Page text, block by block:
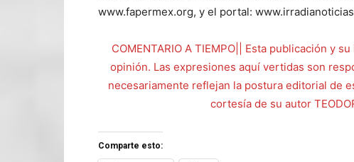
www.fapermex.org, y el portal:
COMENTARIO A TIEMPO|| Esta publicación y
opinión. Las expresiones aquí vertidas son
necesariamente reflejan la postura editorial de
cortesía de su autor
Comparte esto: